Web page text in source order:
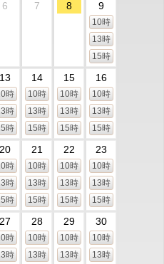
6 7 8 9
10時
13時
15時
13
時
時
時
14
10時
13時
15時
15
10時
13時
15時
16
10時
13時
15時
20
時
時
時
21
10時
13時
15時
22
10時
13時
15時
23
10時
13時
15時
27
時
時
28
10時
13時
29
10時
13時
30
10時
13時